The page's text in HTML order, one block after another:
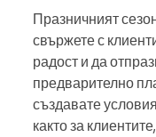
Празничният
свържете с
радост и да
предварително
създавате
както за